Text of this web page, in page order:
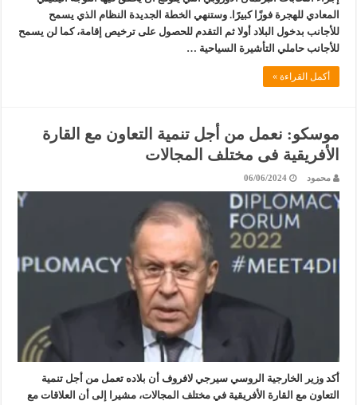
المعادي للهجرة فوزًا كبيرًا. وستنهي الخطة الجديدة النظام الذي يسمح
للأجانب بدخول البلاد أولا ثم التقدم للحصول على ترخيص إقامة، كما لن يسمح
للأجانب حاملي التأشيرة السياحية …
أكمل القراءة »
موسكو: نعمل من أجل تنمية التعاون مع القارة
الأفريقية فى مختلف المجالات
محمود 06/06/2024
أكد وزير الخارجية الروسي سيرجي لافروف أن بلاده تعمل من أجل تنمية
التعاون مع القارة الأفريقية في مختلف المجالات، مشيرا إلى أن العلاقات مع